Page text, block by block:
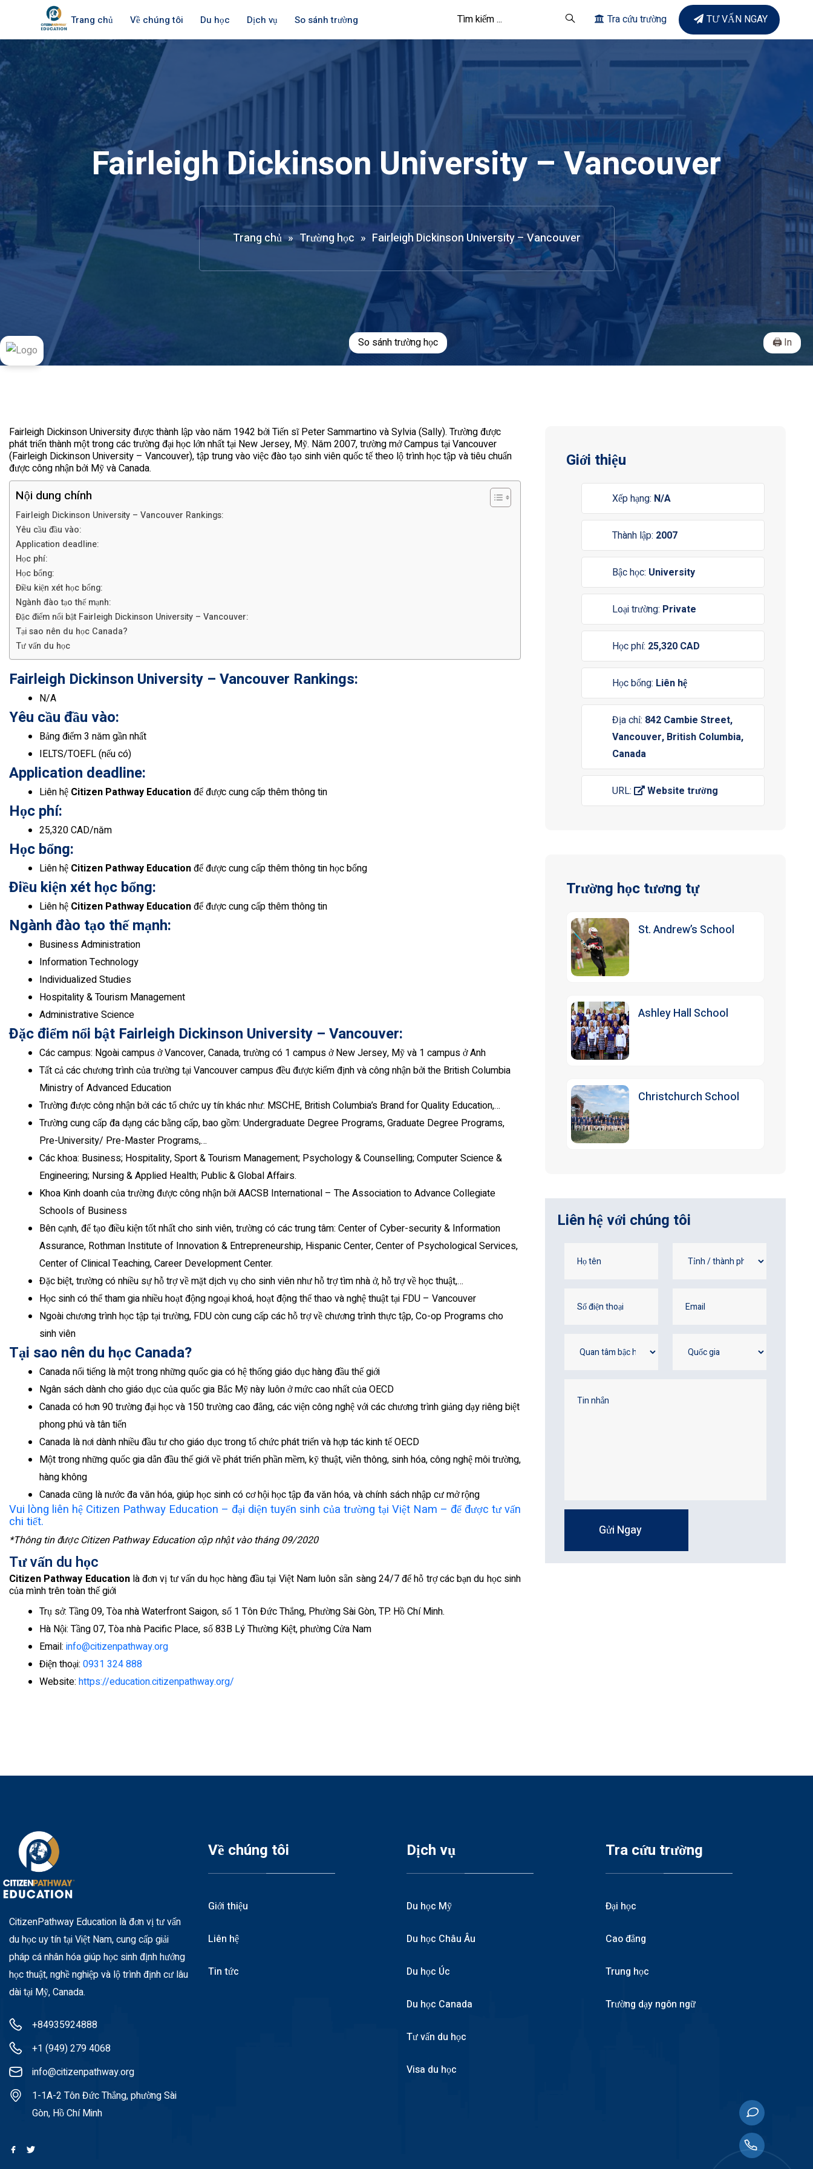
Trang chủ Về chúng tôi Du học Dịch vụ So sánh trường Tra cứu trường TƯ VẤN NGAY
Fairleigh Dickinson University – Vancouver
Trang chủ » Trường học » Fairleigh Dickinson University – Vancouver
So sánh trường học In
Fairleigh Dickinson University được thành lập vào năm 1942 bởi Tiến sĩ Peter Sammartino và Sylvia (Sally). Trường được
phát triển thành một trong các trường đại học lớn nhất tại New Jersey, Mỹ. Năm 2007, trường mở Campus tại Vancouver
(Fairleigh Dickinson University – Vancouver), tập trung vào việc đào tạo sinh viên quốc tế theo lộ trình học tập và tiêu chuẩn
được công nhận bởi Mỹ và Canada.
Nội dung chính
Fairleigh Dickinson University – Vancouver Rankings:
Yêu cầu đầu vào:
Application deadline:
Học phí:
Học bổng:
Điều kiện xét học bổng:
Ngành đào tạo thế mạnh:
Đặc điểm nổi bật Fairleigh Dickinson University – Vancouver:
Tại sao nên du học Canada?
Tư vấn du học
Fairleigh Dickinson University – Vancouver Rankings:
N/A
Yêu cầu đầu vào:
Bảng điểm 3 năm gần nhất
IELTS/TOEFL (nếu có)
Application deadline:
Liên hệ Citizen Pathway Educationđể được cung cấp thêm thông tin
Học phí:
25,320 CAD/năm
Học bổng:
Liên hệ Citizen Pathway Educationđể được cung cấp thêm thông tin học bổng
Điều kiện xét học bổng:
Liên hệ Citizen Pathway Educationđể được cung cấp thêm thông tin
Ngành đào tạo thế mạnh:
Business Administration
Information Technology
Individualized Studies
Hospitality & Tourism Management
Administrative Science
Đặc điểm nổi bật Fairleigh Dickinson University – Vancouver:
Các campus: Ngoài campus ở Vancover, Canada, trường có 1 campus ở New Jersey, Mỹ và 1 campus ở Anh
Tất cả các chương trình của trường tại Vancouver campus đều được kiểm định và công nhận bởi the British Columbia
Ministry of Advanced Education
Trường được công nhận bởi các tổ chức uy tín khác như: MSCHE, British Columbia’s Brand for Quality Education,…
Trường cung cấp đa dạng các bằng cấp, bao gồm: Undergraduate Degree Programs, Graduate Degree Programs,
Pre-University/ Pre-Master Programs,…
Các khoa: Business; Hospitality, Sport & Tourism Management; Psychology & Counselling; Computer Science &
Engineering; Nursing & Applied Health; Public & Global Affairs.
Khoa Kinh doanh của trường được công nhận bởi AACSB International – The Association to Advance Collegiate
Schools of Business
Bên cạnh, để tạo điều kiện tốt nhất cho sinh viên, trường có các trung tâm: Center of Cyber-security & Information
Assurance, Rothman Institute of Innovation & Entrepreneurship, Hispanic Center, Center of Psychological Services,
Center of Clinical Teaching, Career Development Center.
Đặc biệt, trường có nhiều sự hỗ trợ về mặt dịch vụ cho sinh viên như hỗ trợ tìm nhà ở, hỗ trợ về học thuật,…
Học sinh có thể tham gia nhiều hoạt động ngoại khoá, hoạt động thể thao và nghệ thuật tại FDU – Vancouver
Ngoài chương trình học tập tại trường, FDU còn cung cấp các hỗ trợ về chương trình thực tập, Co-op Programs cho
sinh viên
Tại sao nên du học Canada?
Canada nổi tiếng là một trong những quốc gia có hệ thống giáo dục hàng đầu thế giới
Ngân sách dành cho giáo dục của quốc gia Bắc Mỹ này luôn ở mức cao nhất của OECD
Canada có hơn 90 trường đại học và 150 trường cao đẳng, các viện công nghệ với các chương trình giảng dạy riêng biệt
phong phú và tân tiến
Canada là nơi dành nhiều đầu tư cho giáo dục trong tổ chức phát triển và hợp tác kinh tế OECD
Một trong những quốc gia dẫn đầu thế giới về phát triển phần mềm, kỹ thuật, viễn thông, sinh hóa, công nghệ môi trường,
hàng không
Canada cũng là nước đa văn hóa, giúp học sinh có cơ hội học tập đa văn hóa, và chính sách nhập cư mở rộng
Vui lòng liên hệ Citizen Pathway Education – đại diện tuyển sinh của trường tại Việt Nam – để được tư vấn
chi tiết.
*Thông tin được Citizen Pathway Education cập nhật vào tháng 09/2020
Tư vấn du học
Citizen Pathway Education là đơn vị tư vấn du học hàng đầu tại Việt Nam luôn sẵn sàng 24/7 để hỗ trợ các bạn du học sinh
của mình trên toàn thế giới
Trụ sở: Tầng 09, Tòa nhà Waterfront Saigon, số 1 Tôn Đức Thắng, Phường Sài Gòn, TP. Hồ Chí Minh.
Hà Nội: Tầng 07, Tòa nhà Pacific Place, số 83B Lý Thường Kiệt, phường Cửa Nam
Email: info@citizenpathway.org
Điện thoại: 0931 324 888
Website: https://education.citizenpathway.org/
Giới thiệu
Xếp hạng: N/A
Thành lập: 2007
Bậc học: University
Loại trường: Private
Học phí: 25,320 CAD
Học bổng: Liên hệ
Địa chỉ: 842 Cambie Street,
Vancouver, British Columbia,
Canada
URL: Website trường
Trường học tương tự
St. Andrew’s School
Ashley Hall School
Christchurch School
Liên hệ với chúng tôi
Gửi Ngay
CitizenPathway Education là đơn vị tư vấn
du học uy tín tại Việt Nam, cung cấp giải
pháp cá nhân hóa giúp học sinh định hướng
học thuật, nghề nghiệp và lộ trình định cư lâu
dài tại Mỹ, Canada.
+84935924888
+1 (949) 279 4068
info@citizenpathway.org
1-1A-2 Tôn Đức Thắng, phường Sài
Gòn, Hồ Chí Minh
Về chúng tôi
Giới thiệu
Liên hệ
Tin tức
Dịch vụ
Du học Mỹ
Du học Châu Âu
Du học Úc
Du học Canada
Tư vấn du học
Visa du học
Tra cứu trường
Đại học
Cao đẳng
Trung học
Trường dạy ngôn ngữ